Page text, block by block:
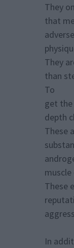
They
that
They
than
To
get
depth
These
muscle
These
In